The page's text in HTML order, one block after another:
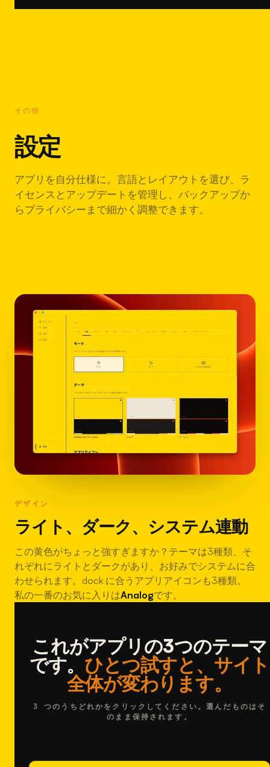
その他
設定
アプリを自分仕様に。言語とレイアウトを選び、ラ
イセンスとアップデートを管理し、バックアップか
らプライバシーまで細かく調整できます。
デザイン
ライト、ダーク、システム連動
この黄色がちょっと強すぎますか？テーマは3種類、そ
れぞれにライトとダークがあり、お好みでシステムに合
わせられます。dock に合うアプリアイコンも3種類。
私の一番のお気に入りはAnalogです。
これがアプリの3つのテーマ
です。 ひとつ試すと、サイト
全体が変わります。
3 つのうちどれかをクリックしてください。選んだものはそ
のまま保持されます。